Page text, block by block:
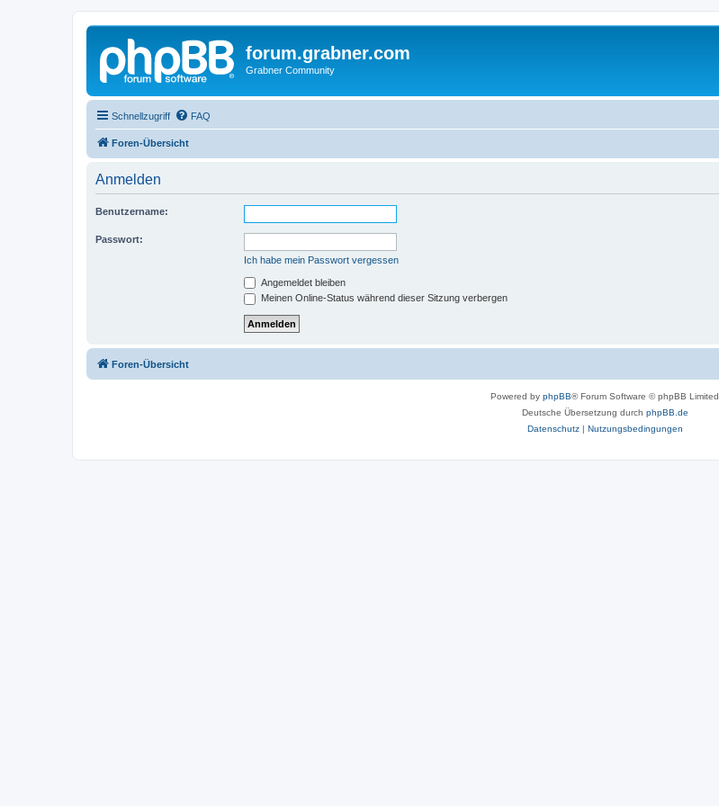
forum.grabner.com
Grabner Community
Schnellzugriff FAQ
Foren-Übersicht
Anmelden
Benutzername:
Passwort:
Ich habe mein Passwort vergessen
Angemeldet bleiben
Meinen Online-Status während dieser Sitzung verbergen
Foren-Übersicht
Powered by phpBB® Forum Software © phpBB Limited
Deutsche Übersetzung durch phpBB.de
Datenschutz| Nutzungsbedingungen